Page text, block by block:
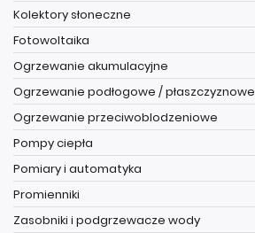
Kolektory słoneczne
Fotowoltaika
Ogrzewanie akumulacyjne
Ogrzewanie podłogowe / płaszczyznowe
Ogrzewanie przeciwoblodzeniowe
Pompy ciepła
Pomiary i automatyka
Promienniki
Zasobniki i podgrzewacze wody